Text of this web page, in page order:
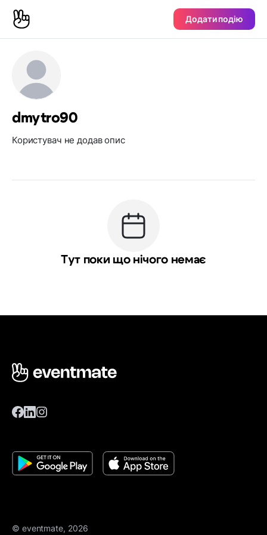
Додати подію
dmytro90
Користувач не додав опис
Тут поки що нічого немає
© eventmate, 2026